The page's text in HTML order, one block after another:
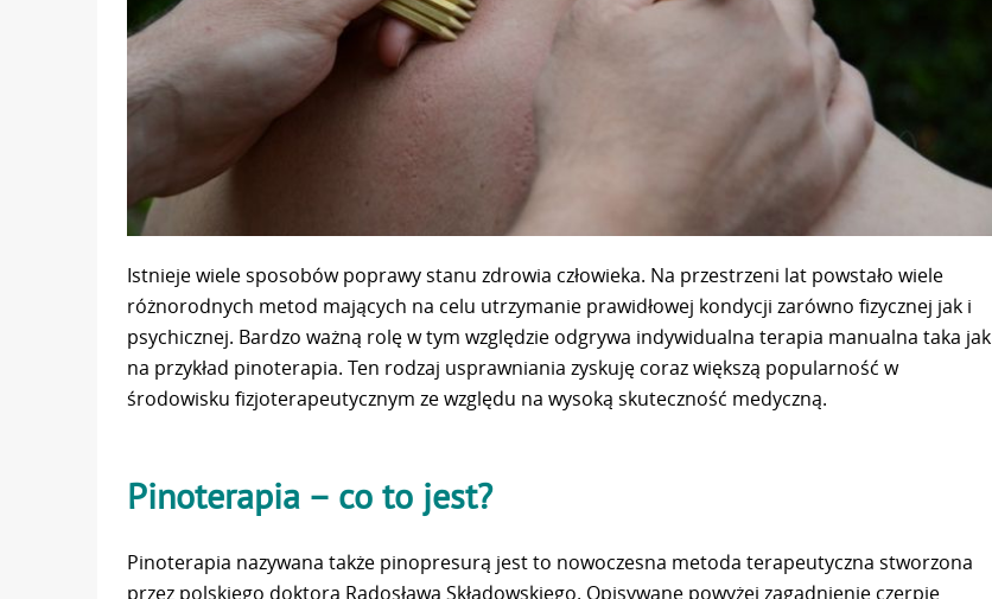
Istnieje wiele sposobów poprawy stanu zdrowia człowieka. Na przestrzeni lat powstało wiele
różnorodnych metod mających na celu utrzymanie prawidłowej kondycji zarówno fizycznej jak i
psychicznej. Bardzo ważną rolę w tym względzie odgrywa indywidualna terapia manualna taka jak
na przykład pinoterapia. Ten rodzaj usprawniania zyskuję coraz większą popularność w
środowisku fizjoterapeutycznym ze względu na wysoką skuteczność medyczną.
Pinoterapia – co to jest?
Pinoterapia nazywana także pinopresurą jest to nowoczesna metoda terapeutyczna stworzona
przez polskiego doktora Radosława Składowskiego. Opisywane powyżej zagadnienie czerpię